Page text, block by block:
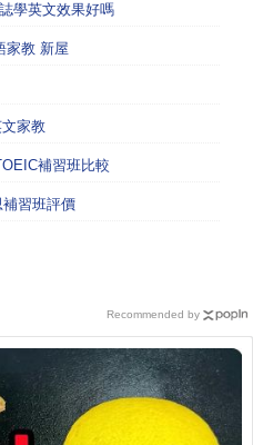
學英文效果好嗎
家教 新屋
家教
補習班比較
習班評價
Recommended by